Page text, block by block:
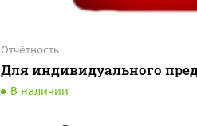
Отчётность
Для индивидуального
В наличии